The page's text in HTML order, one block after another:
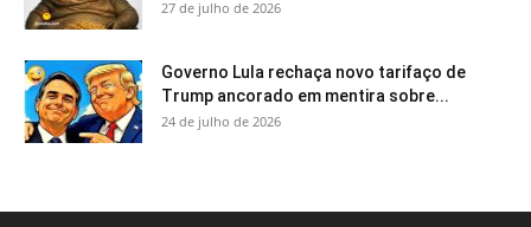
27 de julho de 2026
Governo Lula rechaça novo tarifaço de
Trump ancorado em mentira sobre...
24 de julho de 2026